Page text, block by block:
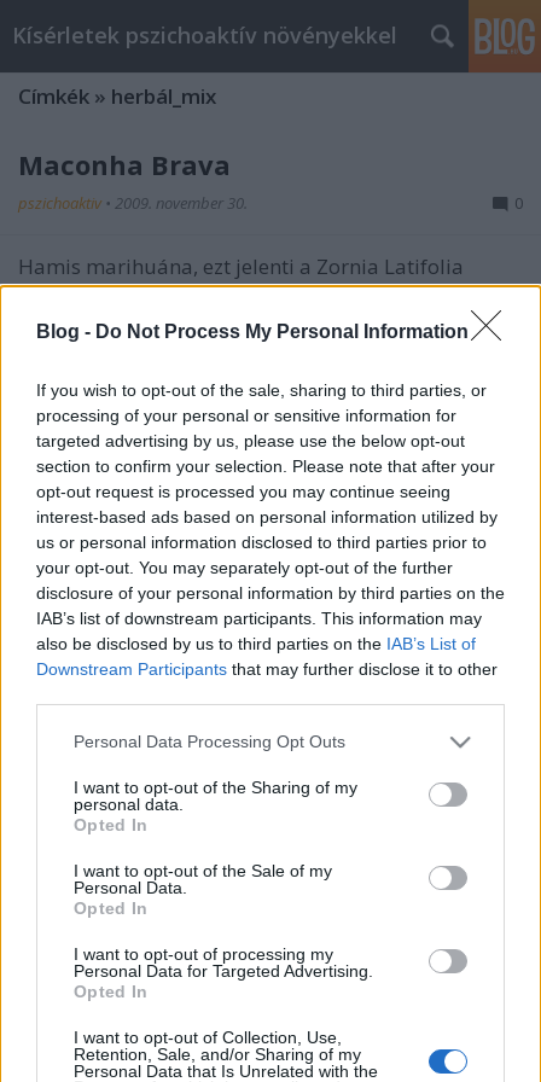
Blog - Do Not Process My Personal Information
If you wish to opt-out of the sale, sharing to third parties, or
processing of your personal or sensitive information for
targeted advertising by us, please use the below opt-out
section to confirm your selection. Please note that after your
opt-out request is processed you may continue seeing
interest-based ads based on personal information utilized by
us or personal information disclosed to third parties prior to
your opt-out. You may separately opt-out of the further
disclosure of your personal information by third parties on the
IAB’s list of downstream participants. This information may
also be disclosed by us to third parties on the IAB’s List of
Downstream Participants that may further disclose it to other
Please note that this website/app uses one or more Google
not limited to your visit or usage behaviour. You may click to
grant or deny consent to Google and its third-party tags to
use your data for below specified purposes in below Google
consent section.
Personal Data Processing Opt Outs
I want to opt-out of the Sharing of my
personal data.
Opted In
I want to opt-out of the Sale of my
Personal Data.
Opted In
I want to opt-out of processing my
Personal Data for Targeted Advertising.
Opted In
I want to opt-out of Collection, Use,
Retention, Sale, and/or Sharing of my
Personal Data that Is Unrelated with the
Kísérletek pszichoaktív növényekkel
Címkék » herbál_mix
Maconha Brava
pszichoaktiv • 2009. november 30. 0
Hamis marihuána, ezt jelenti a Zornia Latifolia
beceneve. A különféle herbál mixek kedvelt
összetevője, de szerintem inkább csak mint a
kivonatok hordozója, mert csipetnyi mennyiségben
legyen valami, de legalább lesz is, nem…
Damiana
pszichoaktiv•2009. november 30.
Van egy kis fém pipám, abból szívom a Damiana
nevezetű gyógynövényt. Vannak ugye ezek a
figyelmeztetések, hogy leviheti a vércukrot (így
felerősítheti a cukorbetegség elleni gyógyszerek
hatását), meg hogy abortív hatásai is vannak, de
mivel nem alacsony a vércukrom (kop-kop-kop),…
pszichoaktiv•2009. november 30.
Na, álljon itt egy több, mint két hónappal ezelőtti
eset felelőtlen, de hepiendű listája, jó hülye este volt
:)Hazaérkezés (a történések kezdete délután 6-kor
van, szobahőmérséklet 25,5 Celsius fok) 1 dupla
kávé (ahhoz, hogy ne dőljek el felébreszthetetlenül
este 7-kor…
Herbál mixek